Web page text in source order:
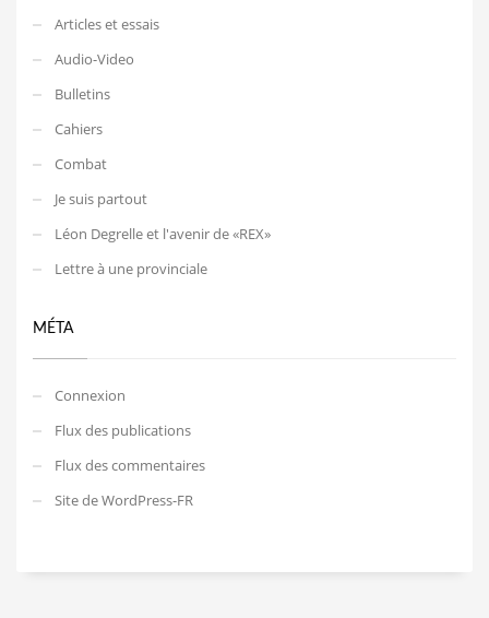
Articles et essais
Audio-Video
Bulletins
Cahiers
Combat
Je suis partout
Léon Degrelle et l'avenir de «REX»
Lettre à une provinciale
MÉTA
Connexion
Flux des publications
Flux des commentaires
Site de WordPress-FR